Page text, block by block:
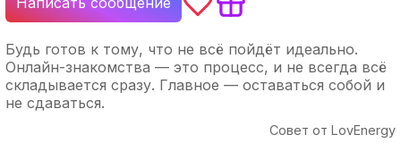
Будь готов к тому, что не всё пойдёт идеально.
Онлайн-знакомства — это процесс, и не всегда всё
складывается сразу. Главное — оставаться собой и
не сдаваться.
Совет от LovEnergy